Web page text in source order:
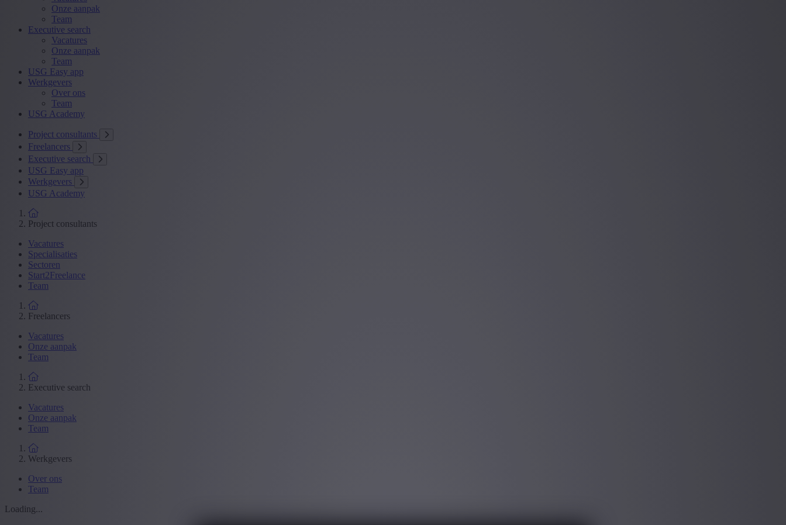
Onze aanpak
Team
Executive search
Vacatures
Onze aanpak
Team
USG Easy app
Werkgevers
Over ons
Team
USG Academy
Project consultants
Freelancers
Executive search
USG Easy app
Werkgevers
USG Academy
Project consultants
Vacatures
Specialisaties
Sectoren
Start2Freelance
Team
Freelancers
Vacatures
Onze aanpak
Team
Executive search
Vacatures
Onze aanpak
Team
Werkgevers
Over ons
Team
Loading...